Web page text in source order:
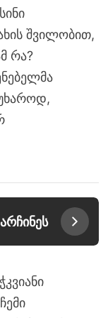
შვილობით,
რა?